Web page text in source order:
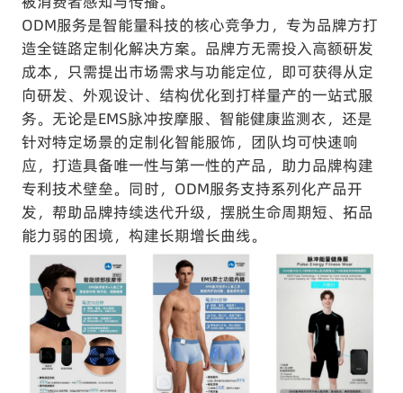
ODM服务是智能量科技的核心竞争力，专为品牌方打
造全链路定制化解决方案。品牌方无需投入高额研发
成本，只需提出市场需求与功能定位，即可获得从定
向研发、外观设计、结构优化到打样量产的一站式服
务。无论是EMS脉冲按摩服、智能健康监测衣，还是
针对特定场景的定制化智能服饰，团队均可快速响
应，打造具备唯一性与第一性的产品，助力品牌构建
专利技术壁垒。同时，ODM服务支持系列化产品开
发，帮助品牌持续迭代升级，摆脱生命周期短、拓品
能力弱的困境，构建长期增长曲线。